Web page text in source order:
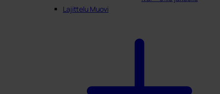
Lajittelu Muovi